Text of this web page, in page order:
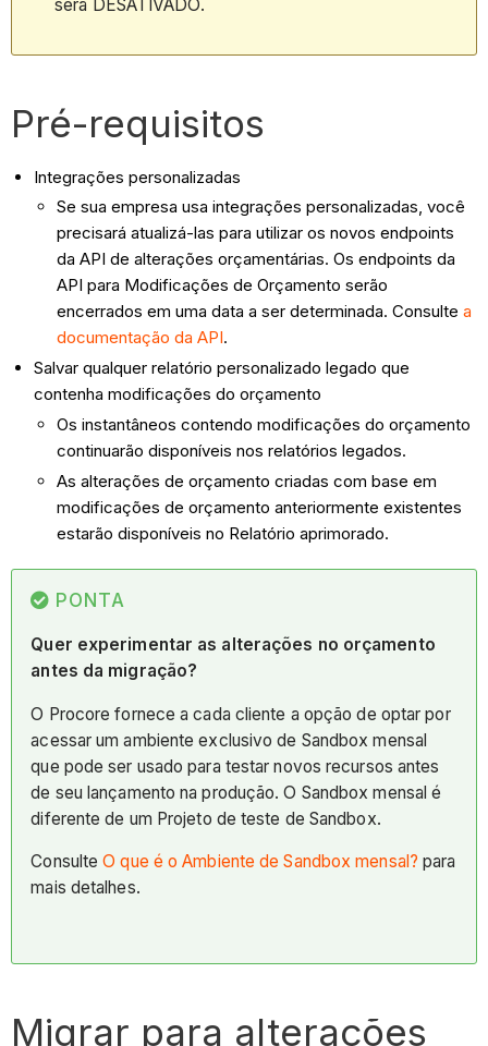
será DESATIVADO.
Pré-requisitos
Integrações personalizadas
Se sua empresa usa integrações personalizadas, você
precisará atualizá-las para utilizar os novos endpoints
da API de alterações orçamentárias. Os endpoints da
API para Modificações de Orçamento serão
encerrados em uma data a ser determinada. Consultea
documentação da API.
Salvar qualquer relatório personalizado legado que
contenha modificações do orçamento
Os instantâneos contendo modificações do orçamento
continuarão disponíveis nos relatórios legados.
As alterações de orçamento criadas com base em
modificações de orçamento anteriormente existentes
estarão disponíveis no Relatório aprimorado.
PONTA
Quer experimentar as alterações no orçamento
antes da migração?
O Procore fornece a cada cliente a opção de optar por
acessar um ambiente exclusivo de Sandbox mensal
que pode ser usado para testar novos recursos antes
de seu lançamento na produção. O Sandbox mensal é
diferente de um Projeto de teste de Sandbox.
ConsulteO que é o Ambiente de Sandbox mensal? para
mais detalhes.
Migrar para alterações